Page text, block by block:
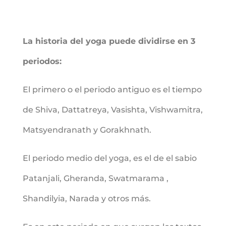
La historia del yoga puede dividirse en 3
periodos:
El primero o el periodo antiguo es el tiempo
de Shiva, Dattatreya, Vasishta, Vishwamitra,
Matsyendranath y Gorakhnath.
El periodo medio del yoga, es el de el sabio
Patanjali, Gheranda, Swatmarama ,
Shandilyia, Narada y otros más.